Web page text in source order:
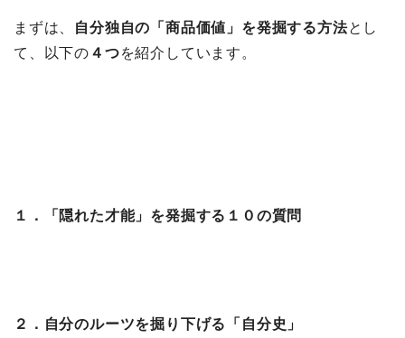
まずは、 自分独自の「商品価値」を発掘する方法とし
て、以下の ４つを紹介しています。
１．「隠れた才能」を発掘する１０の質問
２．自分のルーツを掘り下げる「自分史」